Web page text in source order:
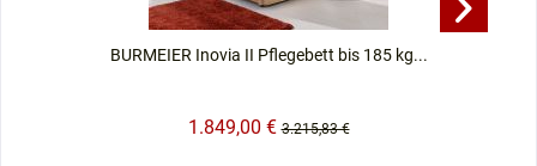
BURMEIER Inovia II Pflegebett bis 185 kg...
1.849,00 € 3.215,83 €